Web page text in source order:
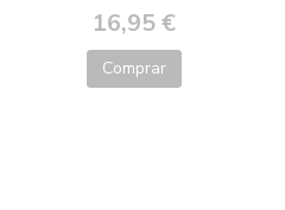
16,95 €
Comprar